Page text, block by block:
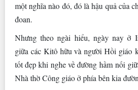
một nghĩa nào đó, đó là hậu quả của
đoan.
Nhưng theo ngài hiểu, ngày nay ở
giữa các Kitô hữu và người Hồi giáo
tốt đẹp khi nghe về đường hầm nối
Nhà thờ Công giáo ở phía bên kia